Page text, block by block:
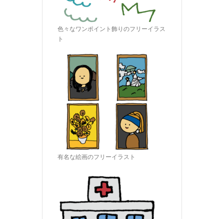
色々なワンポイント飾りのフリーイラス
ト
有名な絵画のフリーイラスト